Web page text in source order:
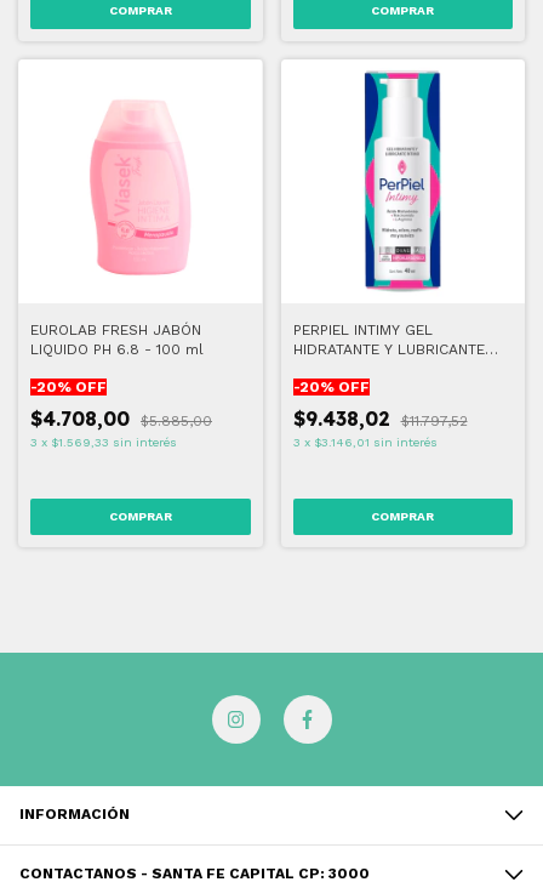
EUROLAB FRESH JABÓN
LIQUIDO PH 6.8 - 100 ml
-20% OFF
$4.708,00 $5.885,00
3 x $1.569,33 sin interés
PERPIEL INTIMY GEL
HIDRATANTE Y LUBRICANTE
-20% OFF
$9.438,02 $11.797,52
3 x $3.146,01 sin interés
INFORMACIÓN
CONTACTANOS - SANTA FE CAPITAL CP: 3000